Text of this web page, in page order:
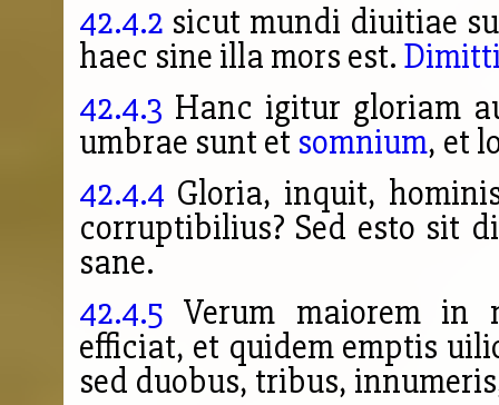
42.4.2 sicut mundi diuitiae
haec sine illa mors est.
42.4.3 Hanc igitur gloriam
umbrae sunt et somnium, et
42.4.4 Gloria, inquit,
corruptibilius? Sed esto sit
sane.
42.4.5 Verum maiorem in
efficiat, et quidem emptis
sed duobus, tribus,